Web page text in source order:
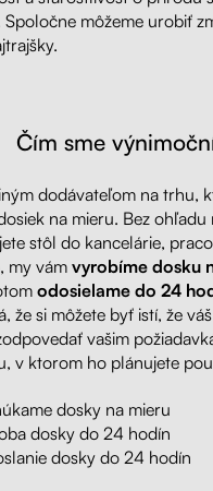
Spoločne môžeme urobiť
Čím sme
dodávateľom na trhu,
na mieru. Bez ohľadu
stôl do kancelárie,
my vám vyrobíme dosku
odosielame do 24
že si môžete byť istí, že
vašim
v ktorom ho plánujete
dosky na mieru
dosky do 24 hodín
dosky do 24 hodín